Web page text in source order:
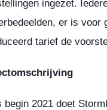
ingezet.
er is voor
tarief de
begin 2021 doet